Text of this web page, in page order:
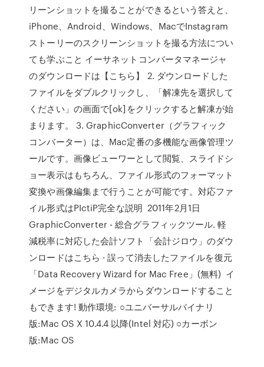
リーンショットを撮ることができるという答えと、
iPhone、Android、Windows、MacでInstagram
ストーリーのスクリーンショットを撮る方法につい
ても学ぶこと イーサネットコンバータマネージャ
のダウンロードは【こちら】 2. ダウンロードした
ファイルをダブルクリックし、「解凍先を選択して
ください」の画面で[ok]をクリックすると解凍が始
まります。 3. GraphicConverter（グラフィック
コンバーター）は、Mac定番の多機能な画像管理ツ
ールです。画像ビューワーとして閲覧、スライドシ
ョー表示はもちろん、ファイル形式のフォーマット
変換や画像編集まで行うことが可能です。対応ファ
イル形式はPIctiP完全な説明 2011年2月1日
GraphicConverter - 総合グラフィックツール. 軽
減税率に対応した会計ソフト「会計ジロウ」のダウ
ンロードはこちら · 誤って消去したファイルを復元
「Data Recovery Wizard for Mac Free」(無料) イ
メージをデジタルカメラからダウンロードすること
もできます! 動作環境: ○ユニバーサルバイナリ
版:Mac OS X 10.4.4 以降(Intel 対応) ○カーボン
版:Mac OS